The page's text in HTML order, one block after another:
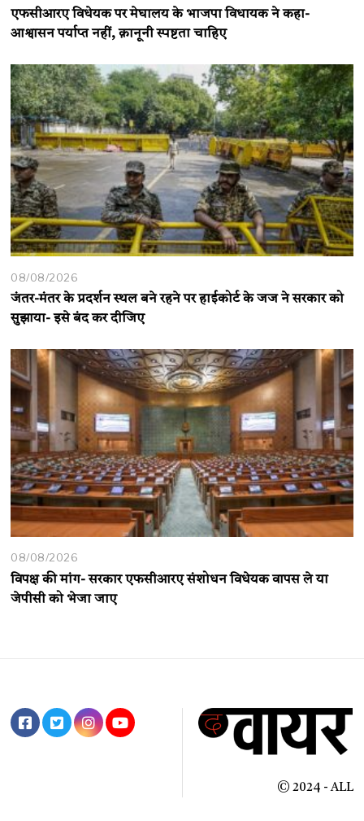
एफसीआरए विधेयक पर मेघालय के भाजपा विधायक ने कहा-
आश्वासन पर्याप्त नहीं, क़ानूनी स्पष्टता चाहिए
08/08/2026
जंतर-मंतर के प्रदर्शन स्थल बने रहने पर हाईकोर्ट के जज ने सरकार को
सुझाया- इसे बंद कर दीजिए
08/08/2026
विपक्ष की मांग- सरकार एफसीआरए संशोधन विधेयक वापस ले या
जेपीसी को भेजा जाए
© 2024 - ALL